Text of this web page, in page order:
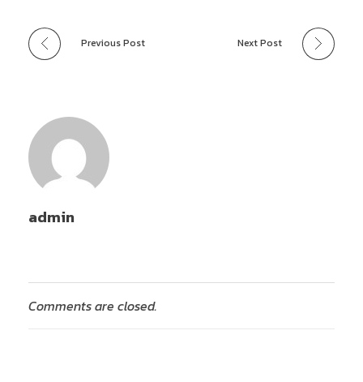
Previous Post Next Post
admin
Comments are closed.